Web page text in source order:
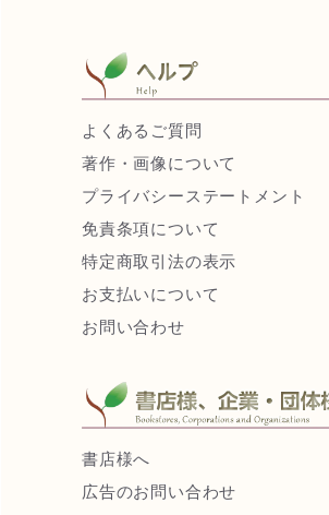
よくあるご質問
著作・画像について
プライバシーステートメント
免責条項について
特定商取引法の表示
お支払いについて
お問い合わせ
書店様へ
広告のお問い合わせ